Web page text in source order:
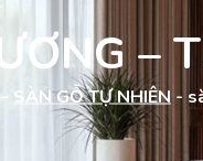
–
- SÀN GỖ TỰ NHIÊN -